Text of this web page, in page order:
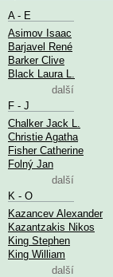
A - E
Asimov Isaac
Barjavel René
Barker Clive
Black Laura L.
další
F - J
Chalker Jack L.
Christie Agatha
Fisher Catherine
Folný Jan
další
K - O
Kazancev Alexander
Kazantzakis Nikos
King Stephen
King William
další